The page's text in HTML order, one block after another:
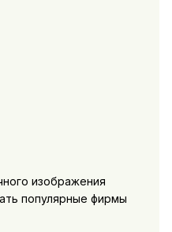
изображения
популярные фирмы